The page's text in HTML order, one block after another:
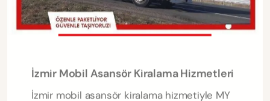
İzmir Mobil Asansör Kiralama Hizmetleri
İzmir mobil asansör kiralama hizmetiyle MY